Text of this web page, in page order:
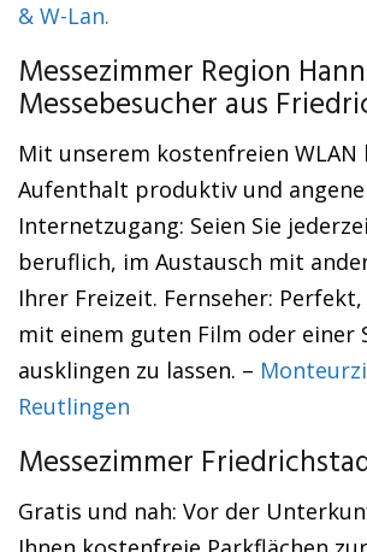
& W-Lan.
Messezimmer Region
Messebesucher aus
Mit unserem kostenfreien
Aufenthalt produktiv und
Internetzugang: Seien Sie
beruflich, im Austausch mit
Ihrer Freizeit. Fernseher:
mit einem guten Film oder einer
ausklingen zu lassen. –
Reutlingen
Messezimmer
Gratis und nah: Vor der